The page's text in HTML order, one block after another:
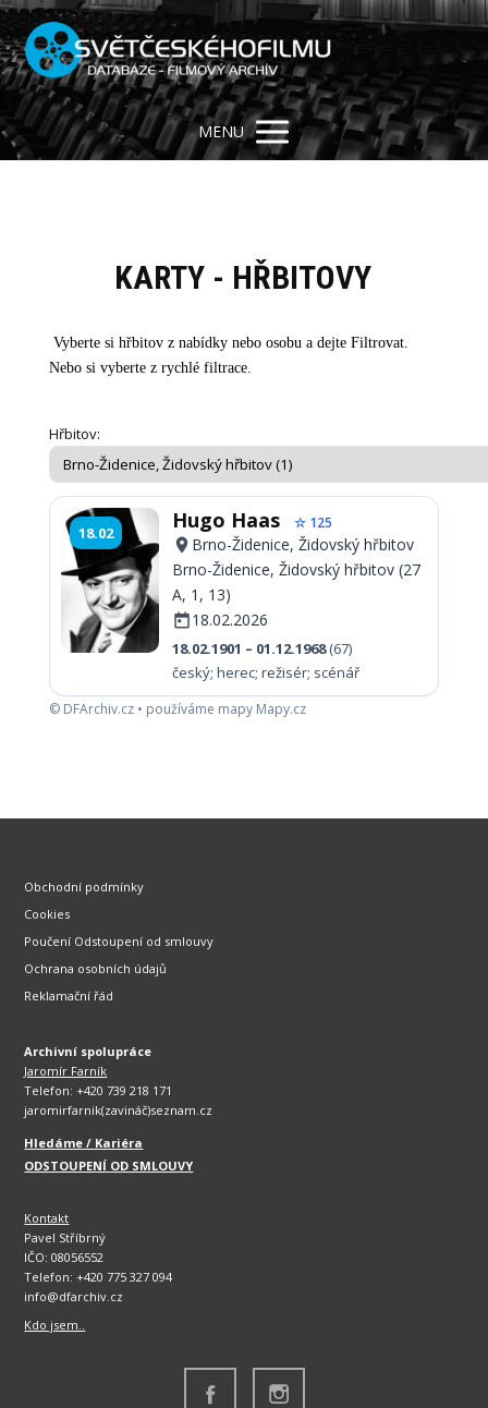
MENU
KARTY - HŘBITOVY
Vyberte si hřbitov z nabídky nebo osobu a dejte Filtrovat.
Nebo si vyberte z rychlé filtrace.
Hřbitov:
18.02 Hugo Haas ☆ 125
Brno-Židenice, Židovský hřbitov
Brno-Židenice, Židovský hřbitov (27
A, 1, 13)
18.02.2026
18.02.1901 – 01.12.1968(67)
český; herec; režisér; scénář
© DFArchiv.cz • používáme mapy Mapy.cz
Obchodní podmínky
Cookies
Poučení Odstoupení od smlouvy
Ochrana osobních údajů
Reklamační řád
Archivní spolupráce
Jaromír Farník
Telefon: +420 739 218 171
jaromirfarnik(zavináč)seznam.cz
Hledáme / Kariéra
ODSTOUPENÍ OD SMLOUVY
Kontakt
Pavel Stříbrný
IČO: 08056552
Telefon: +420 775 327 094
info@dfarchiv.cz
Kdo jsem..